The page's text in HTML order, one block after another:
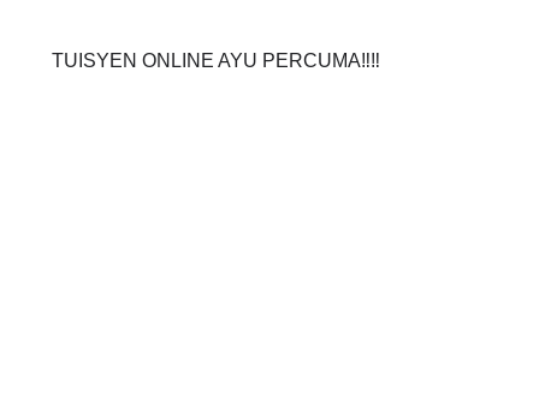
TUISYEN ONLINE AYU PERCUMA‼️‼️